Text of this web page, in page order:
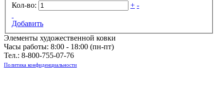
Кол-во: + -
Добавить
Элементы художественной ковки
Часы работы: 8:00 - 18:00 (пн-пт)
Тел.: 8-800-755-07-76
Политика конфиденциальности